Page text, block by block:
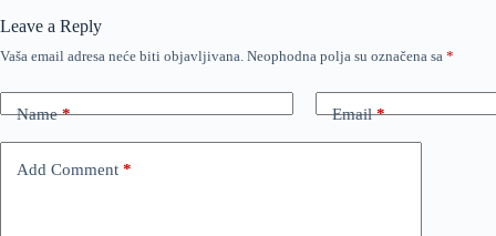
Leave a Reply
Vaša email adresa neće biti objavljivana. Neophodna polja su označena sa *
Name* Email*
Add Comment *